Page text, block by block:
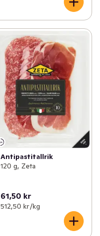
Antipastitallrik
120 g, Zeta
61,50 kr
512,50 kr /kg